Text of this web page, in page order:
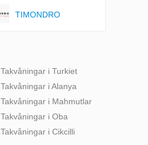
TIMONDRO
Takvåningar i Turkiet
Takvåningar i Alanya
Takvåningar i Mahmutlar
Takvåningar i Oba
Takvåningar i Cikcilli